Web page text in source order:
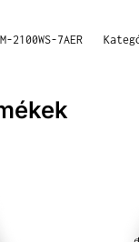
2100WS-7AER